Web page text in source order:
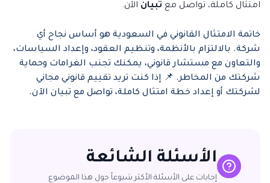
امتثال كاملة، تواصل مع تبيان الآن.
خاتمة الامتثال القانوني في السعودية هو أساس نجاح أي
شركة. بالالتزام بالأنظمة، وتنظيم العقود، وإعداد السياسات،
والتعاون مع مستشار قانوني، يمكنك تجنب الغرامات وحماية
شركتك من المخاطر. 📌 إذا كنت تريد تقييم قانوني مجاني
لشركتك أو إعداد خطة امتثال كاملة، تواصل مع تبيان الآن.
الأسئلة الشائعة
إجابات على الأسئلة الأكثر شيوعاً حول هذا الموضوع